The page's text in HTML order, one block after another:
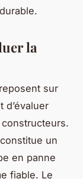
la
sur
un
en panne
fiable. Le